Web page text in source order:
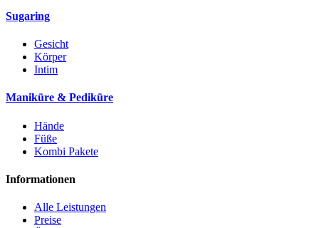
Sugaring
Gesicht
Körper
Intim
Maniküre & Pediküre
Hände
Füße
Kombi Pakete
Informationen
Alle Leistungen
Preise